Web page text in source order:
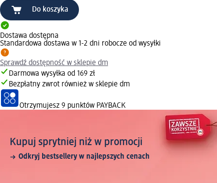
Do koszyka
Dostawa dostępna
Standardowa dostawa w 1-2 dni robocze od wysyłki
Sprawdź dostępność w sklepie dm
Darmowa wysyłka od 169 zł
Bezpłatny zwrot również w sklepie dm
Otrzymujesz 9 punktów PAYBACK
Kupuj sprytniej niż w promocji
Odkryj bestsellery w najlepszych cenach